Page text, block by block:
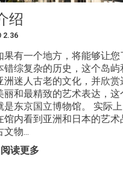
绍
2.36
果有一个地方，将能够让您
错综复杂的历史，这个岛屿
洲迷人古老的文化，并欣赏
丽和最精致的艺术表达，这
是东京国立博物馆。 实际
馆内看到亚洲和日本的艺术
文物...
阅读更多